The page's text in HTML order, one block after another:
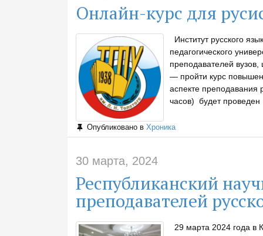
Онлайн-курс для
Институт русского
педагогического
преподавателей вузов,
— пройти курс
аспекте преподавания
часов) будет
Опубликовано в Хроника
30 марта, 2024
Республиканский
преподавателей
29 марта 2024 года в